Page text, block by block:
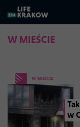
W MIEŚCIE
W MIEŚCIE
w